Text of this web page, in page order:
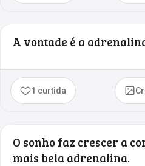
A vontade é a
1 curtida
O sonho faz crescer a
mais bela adrenalina.